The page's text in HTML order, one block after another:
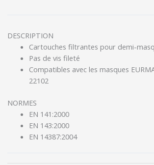
DESCRIPTION
Cartouches filtrantes pour demi-
Pas de vis fileté
Compatibles avec les masques
22102
NORMES
EN 141:2000
EN 143:2000
EN 14387:2004